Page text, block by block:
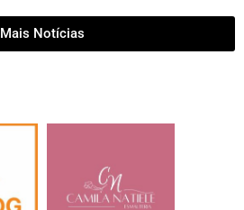
Mais Notícias